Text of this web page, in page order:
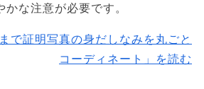
な注意が必要です。
で証明写真の身だしなみを丸ごと
コーディネート」を読む